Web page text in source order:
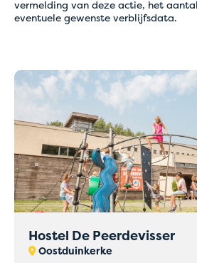
vermelding van deze actie, het
eventuele gewenste verblijfsdata.
Hostel De Peerdevisser
Oostduinkerke